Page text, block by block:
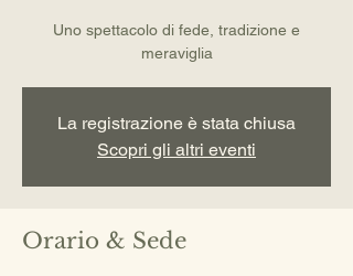
Uno spettacolo di fede, tradizione e
meraviglia
La registrazione è stata chiusa
Scopri gli altri eventi
Orario & Sede